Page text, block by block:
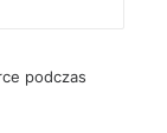
podczas